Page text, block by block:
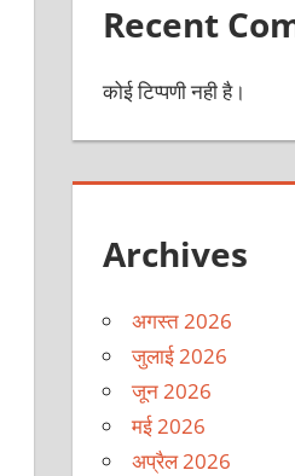
Recent
कोई टिप्पणी नही है।
Archives
अगस्त 2026
जुलाई 2026
जून 2026
मई 2026
अप्रैल 2026